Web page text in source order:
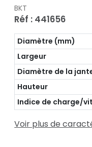
BKT
Réf : 441656
Diamètre (mm)
Largeur
Diamètre de la
Hauteur
Indice de charge/
Voir plus de